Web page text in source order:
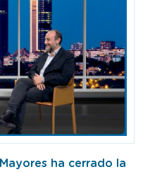
ha cerrado la